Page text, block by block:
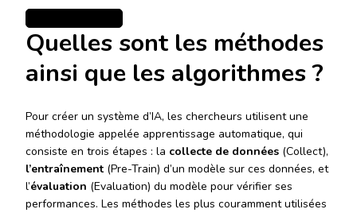
Quelles sont les méthodes
ainsi que les algorithmes ?
Pour créer un système d’IA, les chercheurs utilisent une
méthodologie appelée apprentissage automatique, qui
consiste en trois étapes : la collecte de données (Collect),
l’entraînement (Pre-Train) d’un modèle sur ces données, et
l’évaluation (Evaluation) du modèle pour vérifier ses
performances. Les méthodes les plus couramment utilisées